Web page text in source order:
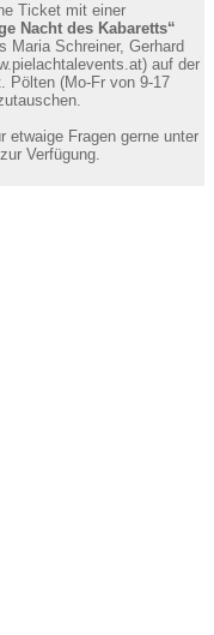
Ticket mit einer
Nacht des Kabaretts“
Maria Schreiner, Gerhard
auf der
Pölten (Mo-Fr von 9-17
etwaige Fragen gerne unter
zur Verfügung.